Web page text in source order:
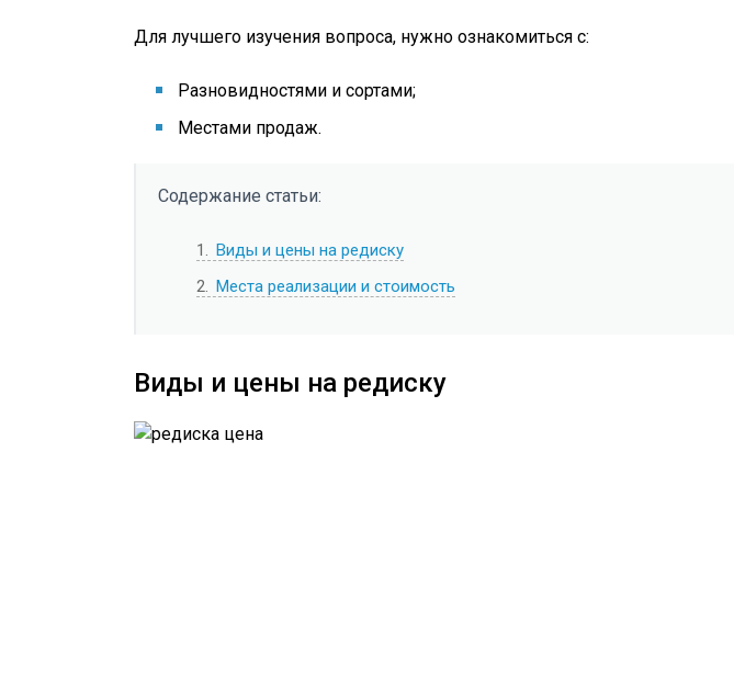
Для лучшего изучения вопроса, нужно ознакомиться с:
Разновидностями и сортами;
Местами продаж.
Содержание статьи:
1
Виды и цены на редиску
2 Места реализации и стоимость
Виды и цены на редиску